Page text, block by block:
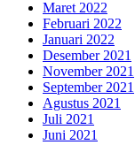
Maret 2022
Februari 2022
Januari 2022
Desember 2021
November 2021
September 2021
Agustus 2021
Juli 2021
Juni 2021